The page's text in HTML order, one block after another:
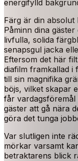
energifylld
Färg är din absolut
Påminn dina
livfulla, solida
senapsgul jacka
Eftersom det här
diafilm framkallad i
till sin magnifika
böjs, vilket skapar
får vardagsföremål
gäster att gå nära
göra det tunga
Var slutligen inte
mörkar varsamt
betraktarens blick